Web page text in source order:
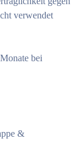
verwendet
bei
&